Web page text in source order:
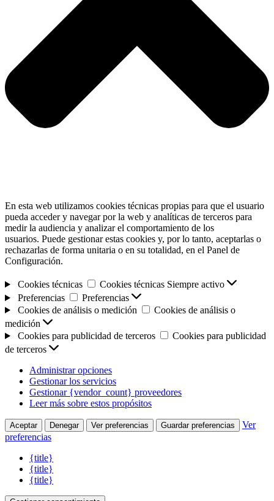
En esta web utilizamos cookies técnicas propias para que el usuario
pueda acceder y navegar por la web y analíticas de terceros para
medir la audiencia y analizar el comportamiento de los
usuarios. Puede gestionar estas cookies y, por lo tanto, aceptarlas o
rechazarlas de forma unitaria o en su totalidad, en el Panel de
Configuración.
Cookies técnicas Cookies técnicas Siempre activo
Preferencias
Preferencias
Cookies de análisis o medición
Cookies de análisis o
medición
Cookies para publicidad de terceros
Cookies para publicidad
de terceros
Administrar opciones
Gestionar los servicios
Gestionar {vendor_count} proveedores
Leer más sobre estos propósitos
Aceptar Denegar Ver preferencias Guardar preferencias
Ver
preferencias
{title}
{title}
{title}